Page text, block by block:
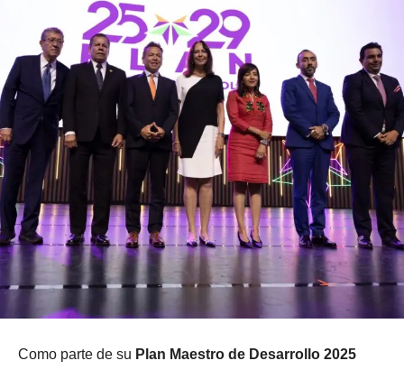
Como parte de su Plan Maestro de Desarrollo 2025